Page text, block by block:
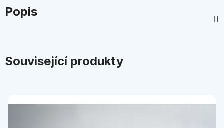
Popis
Související produkty